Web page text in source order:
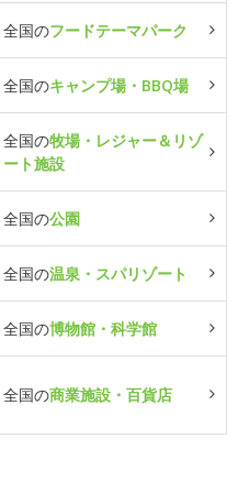
全国のフードテーマパーク
全国のキャンプ場・BBQ場
全国の牧場・レジャー＆リゾ
ート施設
全国の公園
全国の温泉・スパリゾート
全国の博物館・科学館
全国の商業施設・百貨店